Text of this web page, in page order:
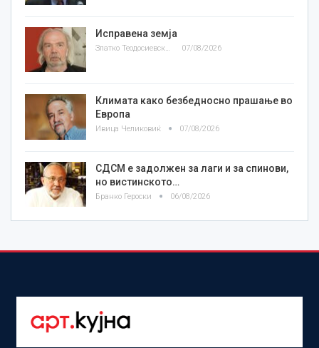
Исправена земја
Златко Теодосиевски 07/08/2026
Климата како безбедносно прашање во
Европа
Ивица Челиковиќ 07/08/2026
СДСМ е задолжен за лаги и за спинови,
но вистинското…
Бранко Героски 06/08/2026